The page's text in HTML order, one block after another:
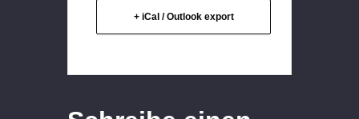
+ iCal / Outlook export